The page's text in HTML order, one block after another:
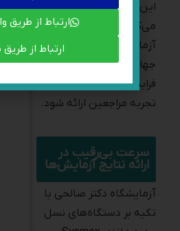
می‌کنند که خدمات
آزمایشگاهی با کیفیت
جهانی، مدیریت دقیق
فرایندها و بهبود مستمر
تجربه مراجعین ارائه شود.
سرعت بی‌رقیب در
ارائه نتایج آزمایش‌ها
تکیه بر دستگاه‌های نسل
جدید مانند Sysmex،